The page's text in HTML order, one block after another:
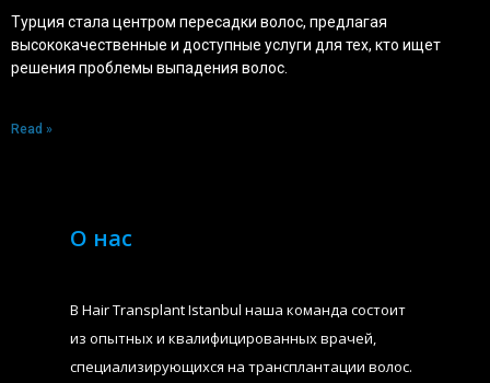
Турция стала центром пересадки волос, предлагая
высококачественные и доступные услуги для тех, кто ищет
решения проблемы выпадения волос.
Read »
О нас
В Hair Transplant Istanbul наша команда состоит
из опытных и квалифицированных врачей,
специализирующихся на трансплантации волос.